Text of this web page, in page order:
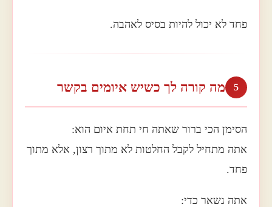
פחד לא יכול להיות בסיס לאהבה.
5 מה קורה לך כשיש איומים בקשר
הסימן הכי ברור שאתה חי תחת איום הוא:
אתה מתחיל לקבל החלטות לא מתוך רצון, אלא מתוך
פחד.
אתה נשאר כדי: